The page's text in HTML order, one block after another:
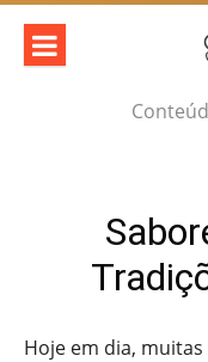
Skip
content
Hoje em dia,